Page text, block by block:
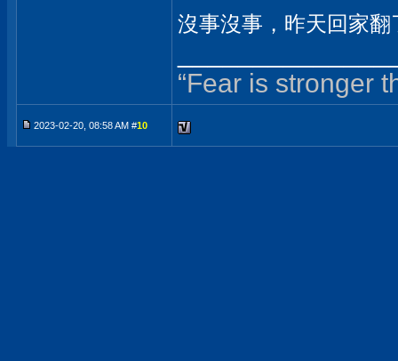
沒事沒事，昨天回家
“Fear is stronger
2023-02-20, 08:58 AM #10